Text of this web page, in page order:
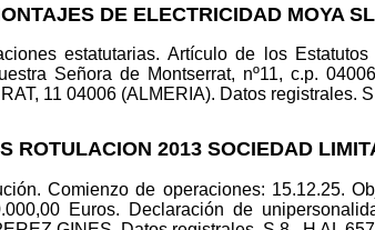
DE ELECTRICIDAD MOYA
estatutarias. Artículo de los
Señora de Montserrat, nº11, c.p.
11 04006 (ALMERIA). Datos registrales.
ROTULACION 2013 SOCIEDAD
Comienzo de operaciones: 15.12.25.
Euros. Declaración de